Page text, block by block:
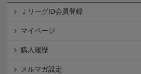
ＪリーグID会員登録
マイページ
購入履歴
メルマガ設定